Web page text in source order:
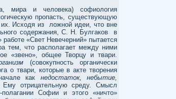
мира и человека) софиология
пропасть, существующую
Исходя из ложной идеи, что вне
содержания, С. Н. Булгаков в
«Свет Невечерний» пытается
тем, что располагает между ними
«звено», общее Творцу и твари.
(совокупность органически
о твари, которые в акте творения
как недостаток, небытие,
отрицательную среду. Смысл
Софии и этого «ничто»